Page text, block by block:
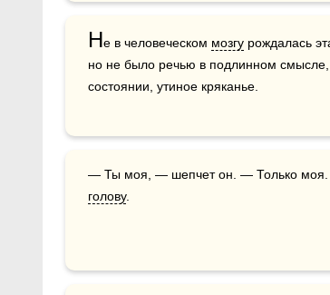
Не в человеческом мозгу рождалась
но не было речью в подлинном
состоянии, утиное кряканье.
— Ты моя, — шепчет он. — Только
голову.